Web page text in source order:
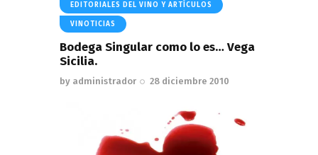
EDITORIALES DEL VINO Y ARTÍCULOS
VINOTICIAS
Bodega Singular como lo es… Vega
Sicilia.
by administrador 28 diciembre 2010